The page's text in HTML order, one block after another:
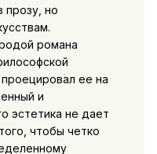
прозу, но
романа
ее на
и
эстетика не дает
чтобы четко